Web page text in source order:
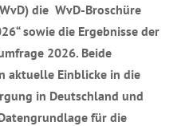
die WvD-Broschüre
sowie die Ergebnisse der
2026. Beide
aktuelle Einblicke in die
in Deutschland und
für die